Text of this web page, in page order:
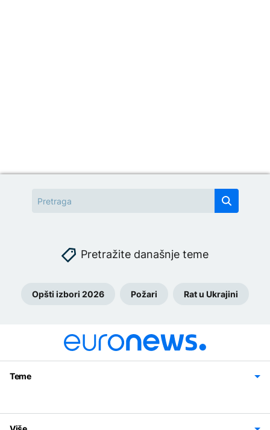
Pretražite današnje teme
Opšti izbori 2026 Požari Rat u Ukrajini
Teme
Svijet
Sport
Magazin